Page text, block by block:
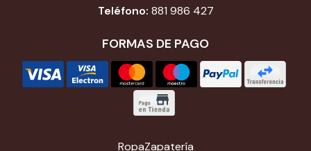
Teléfono: 881 986 427
FORMAS DE PAGO
RopaZapatería